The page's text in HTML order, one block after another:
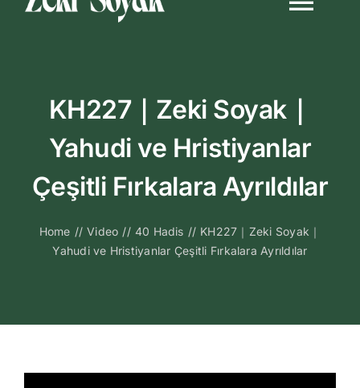
Biyografi
Kitapları
İletişim
KH227｜Zeki Soyak｜
Yahudi ve Hristiyanlar
Çeşitli Fırkalara Ayrıldılar
Home // Video // 40 Hadis // KH227｜Zeki Soyak｜
Yahudi ve Hristiyanlar Çeşitli Fırkalara Ayrıldılar